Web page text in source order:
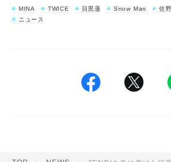
MINA TWICE 目黒蓮 Snow Man 佐
ニュース